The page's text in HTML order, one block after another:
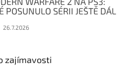
POSUNULO SÉRII JEŠTĚ DÁL
26.7.2026
zajímavosti